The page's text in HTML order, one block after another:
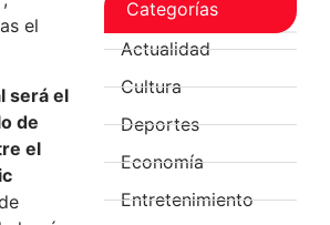
el
será el
de
el
Categorías
Actualidad
Cultura
Deportes
Economía
Entretenimiento